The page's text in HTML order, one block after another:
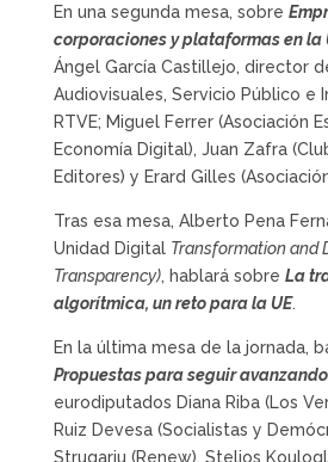
En una segunda mesa, sobre
corporaciones y plataformas en la
Ángel García Castillejo, director
Audiovisuales, Servicio Público e
RTVE; Miguel Ferrer (Asociación
Economía Digital), Juan Zafra
Editores) y Erard Gilles
Tras esa mesa, Alberto Pena
Unidad Digital Transformation and
Transparency), hablará sobre La
algorítmica, un reto para la UE.
En la última mesa de la jornada,
Propuestas para seguir avanzando
eurodiputados Diana Riba (Los
Ruiz Devesa (Socialistas y
Strugariu (Renew), Stelios